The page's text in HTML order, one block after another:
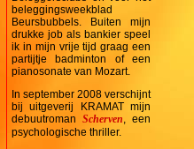
beleggingsweekblad
Beursbubbels. Buiten mijn
drukke job als bankier speel
ik in mijn vrije tijd graag een
partijtje badminton of een
pianosonate van Mozart.
In september 2008 verschijnt
bij uitgeverij KRAMAT mijn
debuutroman Scherven , een
psychologische thriller.